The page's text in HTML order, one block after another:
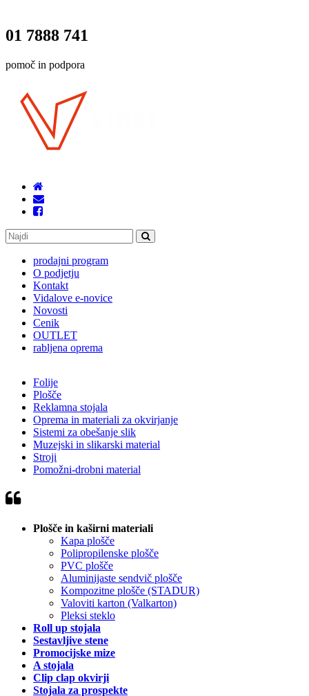
01 7888 741
pomoč in podpora
prodajni program
O podjetju
Kontakt
Vidalove e-novice
Novosti
Cenik
OUTLET
rabljena oprema
Folije
Plošče
Reklamna stojala
Oprema in materiali za okvirjanje
Sistemi za obešanje slik
Muzejski in slikarski material
Stroji
Pomožni-drobni material
Plošče in kaširni materiali
Kapa plošče
Polipropilenske plošče
PVC plošče
Aluminijaste sendvič plošče
Kompozitne plošče (STADUR)
Valoviti karton (Valkarton)
Pleksi steklo
Roll up stojala
Sestavljive stene
Promocijske mize
A stojala
Clip clap okvirji
Stojala za prospekte